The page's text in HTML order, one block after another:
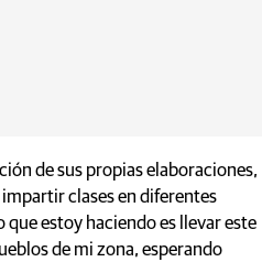
de sus propias elaboraciones,
clases en diferentes
que estoy haciendo es llevar este
de mi zona, esperando